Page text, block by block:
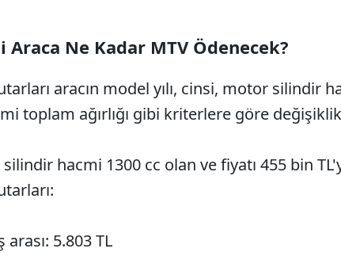
Araca Ne Kadar MTV Ödenecek?
aracın model yılı, cinsi, motor silindir
toplam ağırlığı gibi kriterlere göre
hacmi 1300 cc olan ve fiyatı 455 bin
arası: 5.803 TL